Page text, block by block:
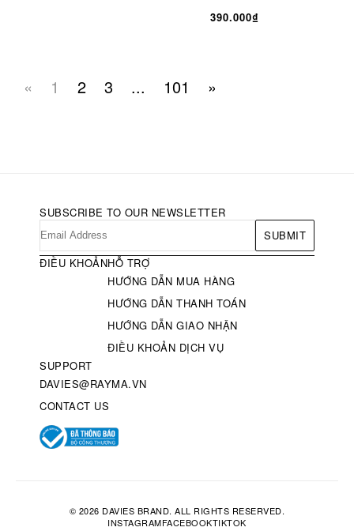
390.000₫
« 1 2 3 ... 101 »
SUBSCRIBE TO OUR NEWSLETTER
SUBMIT
ĐIỀU KHOẢNHỖ TRỢ
HƯỚNG DẪN MUA HÀNG
HƯỚNG DẪN THANH TOÁN
HƯỚNG DẪN GIAO NHẬN
ĐIỀU KHOẢN DỊCH VỤ
SUPPORT
DAVIES@RAYMA.VN
CONTACT US
© 2026 DAVIES BRAND. ALL RIGHTS RESERVED.
INSTAGRAMFACEBOOKTIKTOK